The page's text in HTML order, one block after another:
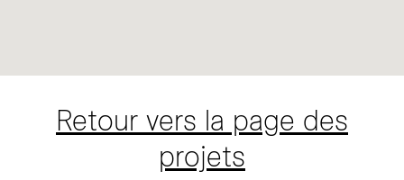
Retour vers la page des
projets